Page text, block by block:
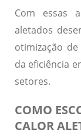
Com essas
aletados
otimização
da eficiência
setores.
COMO
CALOR